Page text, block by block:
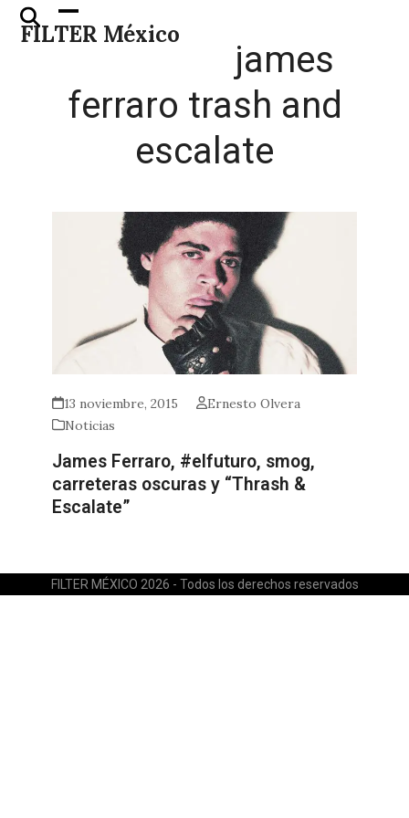
Skip
FILTER México
Open
mobile
Close
mobile
james
ferraro trash and
escalate
13 noviembre, 2015
Ernesto Olvera
Noticias
James Ferraro, #elfuturo, smog,
carreteras oscuras y “Thrash &
Escalate”
FILTER MÉXICO 2026 - Todos los derechos reservados